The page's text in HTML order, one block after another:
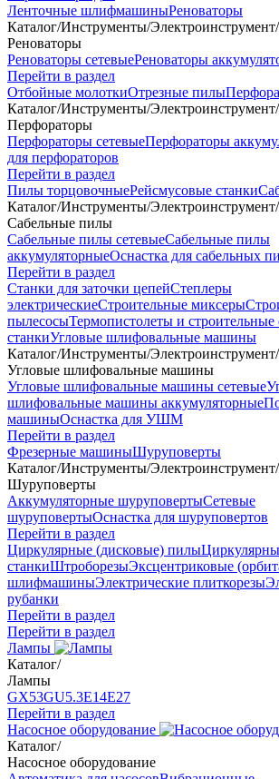
Ленточные шлифмашиныРеноваторы
Каталог/Инструменты/Электроинструмент/
Реноваторы
Реноваторы сетевыеРеноваторы
Перейти в раздел
Отбойные молоткиОтрезные пилы
Каталог/Инструменты/Электроинструмент/
Перфораторы
Перфораторы сетевыеПерфораторы
для перфораторов
Перейти в раздел
Пилы торцовочныеРейсмусовые станки
Каталог/Инструменты/Электроинструмент/
Сабельные пилы
Сабельные пилы сетевыеСабельные пилы
аккумуляторныеОснастка для сабельных
Перейти в раздел
Станки для заточки цепейСтеплеры
электрическиеСтроительные миксеры
пылесосыТермопистолеты и
станкиУгловые шлифовальные машины
Каталог/Инструменты/Электроинструмент/
Угловые шлифовальные машины
Угловые шлифовальные машины сетевые
шлифовальные машины аккумуляторные
машиныОснастка для УШМ
Перейти в раздел
Фрезерные машиныШуруповерты
Каталог/Инструменты/Электроинструмент/
Шуруповерты
Аккумуляторные шуруповертыСетевые
шуруповертыОснастка для шуруповертов
Перейти в раздел
Циркулярные (дисковые) пилы
станкиШтроборезыЭксцентриковые
шлифмашиныЭлектрические плиткорезы
рубанки
Перейти в раздел
Перейти в раздел
Лампы
Каталог/
Лампы
GX53GU5.3Е14Е27
Перейти в раздел
Насосное оборудование
Каталог/
Насосное оборудование